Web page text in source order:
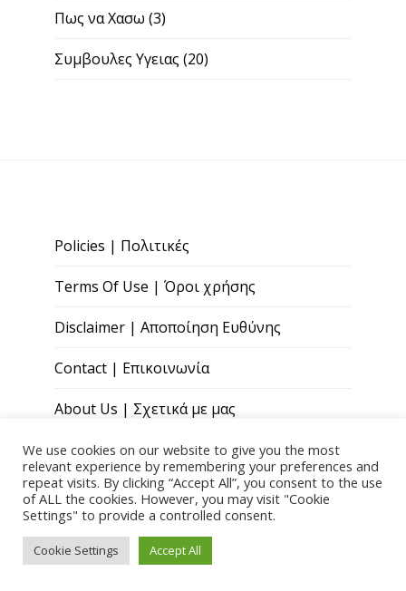
Πως να Χασω (3)
Συμβουλες Υγειας (20)
Policies | Πολιτικές
Terms Of Use | Όροι χρήσης
Disclaimer | Αποποίηση Ευθύνης
Contact | Επικοινωνία
About Us | Σχετικά με μας
Copyright © 2026 Paris Andreou Wellness
Theme byQuoatable
We use cookies on our website to give you the most
relevant experience by remembering your preferences and
repeat visits. By clicking “Accept All”, you consent to the use
of ALL the cookies. However, you may visit "Cookie
Settings" to provide a controlled consent.
Cookie Settings Accept All